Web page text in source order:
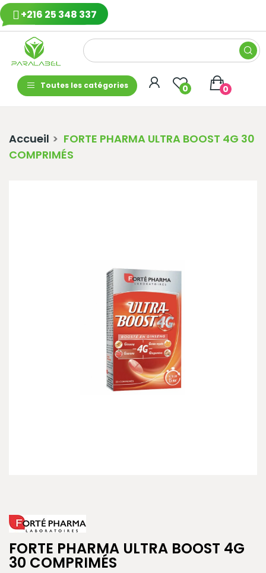
+216 25 348 337
Toutes les catégories 0 0
Accueil
FORTE PHARMA ULTRA BOOST 4G 30
COMPRIMÉS
FORTE PHARMA ULTRA BOOST 4G
30 COMPRIMÉS